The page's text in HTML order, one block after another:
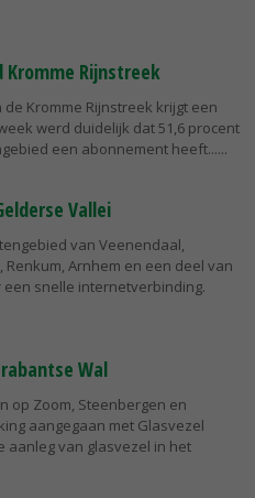
Rijnstreek
Kromme Rijnstreek krijgt een
werd duidelijk dat 51,6 procent
een abonnement heeft...
Vallei
van Veenendaal,
Arnhem en een deel van
snelle internetverbinding.
Wal
op Zoom, Steenbergen en
aangegaan met Glasvezel
aanleg van glasvezel in het